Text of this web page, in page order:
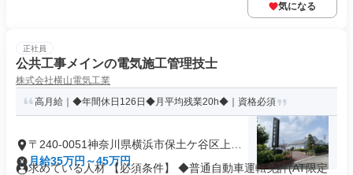
気になる
正社員
公共工事メインの電気施工管理技士
株式会社横山電気工業
高月給｜◆年間休日126日◆月平均残業20h◆｜資格必須
〒240-0051神奈川県横浜市保土ケ谷区上菅
田町
月給35万円～45万円
求めている人材 【必須条件】 ◆普通自動車運転免許(AT限定